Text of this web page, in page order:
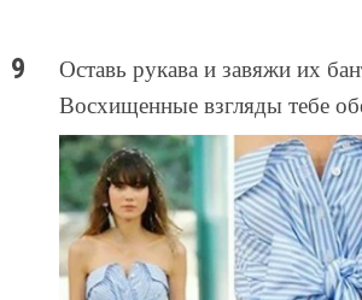
Оставь рукава и завяжи их
Восхищенные взгляды тебе